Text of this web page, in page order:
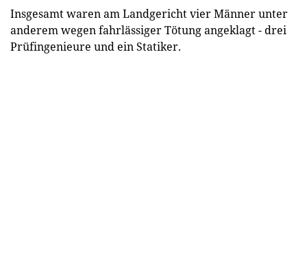
Insgesamt waren am Landgericht vier Männer unter
anderem wegen fahrlässiger Tötung angeklagt - drei
Prüfingenieure und ein Statiker.